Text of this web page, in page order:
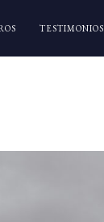
TESTIMONIOS